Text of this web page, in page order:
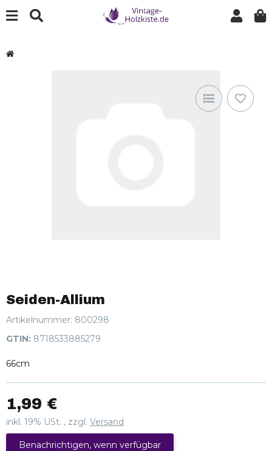
Seiden-Allium
Artikelnummer: 800298
GTIN: 8718533885279
66cm
1,99 €
inkl. 19% USt. , zzgl. Versand
Benachrichtigen, wenn verfügbar